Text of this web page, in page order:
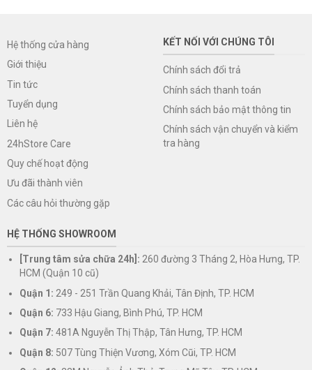
Hệ thống cửa hàng
Giới thiệu
Tin tức
Tuyển dụng
Liên hệ
24hStore Care
Quy chế hoạt động
Ưu đãi thành viên
Các câu hỏi thường gặp
KẾT NỐI VỚI CHÚNG TÔI
Chính sách đổi trả
Chính sách thanh toán
Chính sách bảo mật thông tin
Chính sách vận chuyển và kiểm
tra hàng
HỆ THỐNG SHOWROOM
[Trung tâm sửa chữa 24h]: 260 đường 3 Tháng 2, Hòa Hưng, TP.
HCM (Quận 10 cũ)
Quận 1: 249 - 251 Trần Quang Khải, Tân Định, TP. HCM
Quận 6: 733 Hậu Giang, Bình Phú, TP. HCM
Quận 7: 481A Nguyễn Thị Thập, Tân Hưng, TP. HCM
Quận 8: 507 Tùng Thiện Vương, Xóm Cũi, TP. HCM